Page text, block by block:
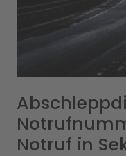
Notruf in